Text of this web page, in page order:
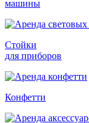
машины
Стойки
для приборов
Конфетти